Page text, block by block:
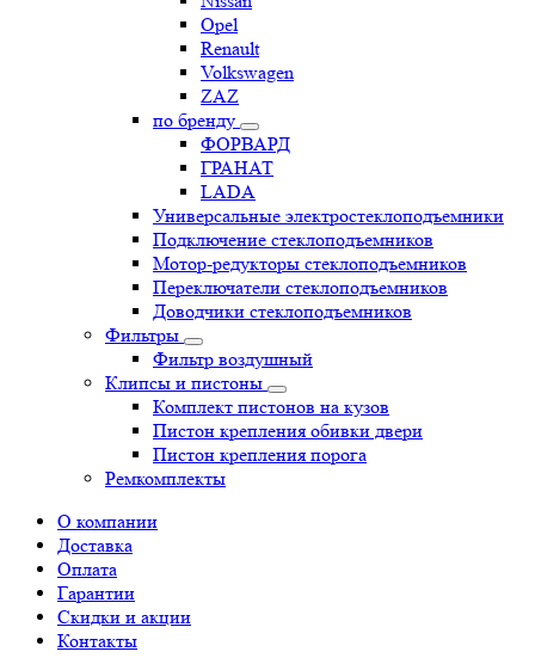
Opel
Renault
Volkswagen
ZAZ
по бренду
ФОРВАРД
ГРАНАТ
LADA
Универсальные электростеклоподъемники
Подключение стеклоподъемников
Мотор-редукторы стеклоподъемников
Переключатели стеклоподъемников
Доводчики стеклоподъемников
Фильтры
Фильтр воздушный
Клипсы и пистоны
Комплект пистонов на кузов
Пистон крепления обивки двери
Пистон крепления порога
Ремкомплекты
О компании
Доставка
Оплата
Гарантии
Скидки и акции
Контакты